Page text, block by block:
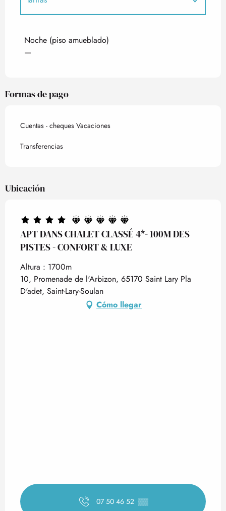
Noche (piso amueblado)
—
Formas de pago
Cuentas - cheques Vacaciones
Transferencias
Ubicación
APT DANS CHALET CLASSÉ 4*- 100M DES
PISTES - CONFORT & LUXE
Altura : 1700m
10, Promenade de l'Arbizon, 65170 Saint Lary Pla
D'adet, Saint-Lary-Soulan
Cómo llegar
07 50 46 52 ▒▒